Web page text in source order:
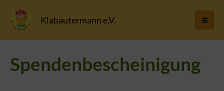
Inhalt
Klabautermann e.V.
Spendenbescheinigung